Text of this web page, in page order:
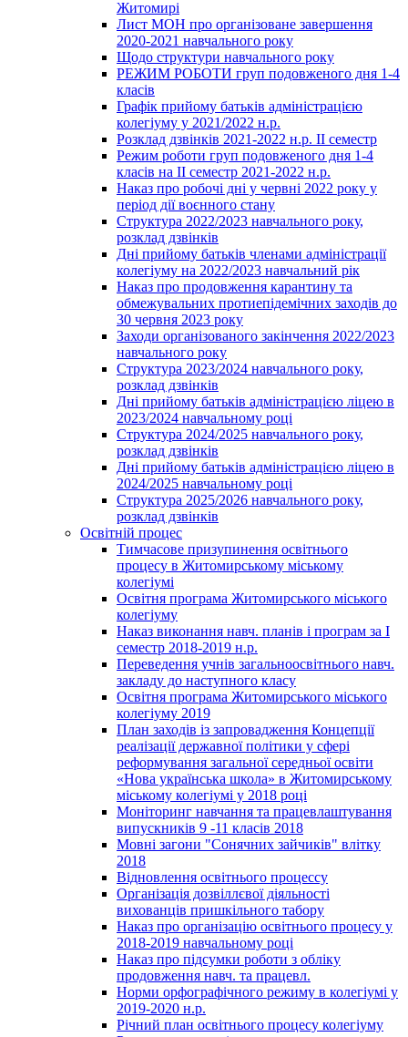
Житомирі
Лист МОН про організоване завершення
2020-2021 навчального року
Щодо структури навчального року
РЕЖИМ РОБОТИ груп подовженого дня 1-4
класів
Графік прийому батьків адміністрацією
колегіуму у 2021/2022 н.р.
Розклад дзвінків 2021-2022 н.р. ІІ семестр
Режим роботи груп подовженого дня 1-4
класів на ІІ семестр 2021-2022 н.р.
Наказ про робочі дні у червні 2022 року у
період дії воєнного стану
Структура 2022/2023 навчального року,
розклад дзвінків
Дні прийому батьків членами адміністрації
колегіуму на 2022/2023 навчальний рік
Наказ про продовження карантину та
обмежувальних протиепідемічних заходів до
30 червня 2023 року
Заходи організованого закінчення 2022/2023
навчального року
Структура 2023/2024 навчального року,
розклад дзвінків
Дні прийому батьків адміністрацією ліцею в
2023/2024 навчальному році
Структура 2024/2025 навчального року,
розклад дзвінків
Дні прийому батьків адміністрацією ліцею в
2024/2025 навчальному році
Структура 2025/2026 навчального року,
розклад дзвінків
Освітній процес
Тимчасове призупинення освітнього
процесу в Житомирському міському
колегіумі
Освітня програма Житомирського міського
колегіуму
Наказ виконання навч. планів і програм за І
семестр 2018-2019 н.р.
Переведення учнів загальноосвітнього навч.
закладу до наступного класу
Освітня програма Житомирського міського
колегіуму 2019
План заходів із запровадження Концепції
реалізації державної політики у сфері
реформування загальної середньої освіти
«Нова українська школа» в Житомирському
міському колегіумі у 2018 році
Моніторинг навчання та працевлаштування
випускників 9 -11 класів 2018
Мовні загони "Сонячних зайчиків" влітку
2018
Відновлення освітнього процессу
Організація дозвіллєвої діяльності
вихованців пришкільного табору
Наказ про організацію освітнього процесу у
2018-2019 навчальному році
Наказ про підсумки роботи з обліку
продовження навч. та працевл.
Норми орфографічного режиму в колегіумі у
2019-2020 н.р.
Річний план освітнього процесу колегіуму